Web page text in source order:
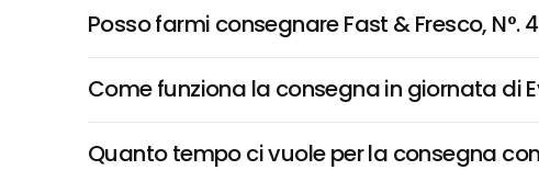
Posso farmi consegnare Fast & Fresco, N°.
Come funziona la consegna in giornata di
Quanto tempo ci vuole per la consegna con